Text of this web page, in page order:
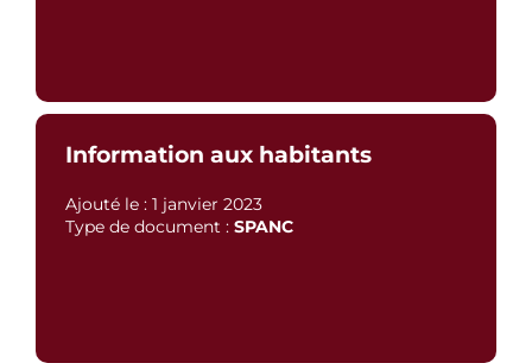
Information aux habitants
Ajouté le : 1 janvier 2023
Type de document : SPANC